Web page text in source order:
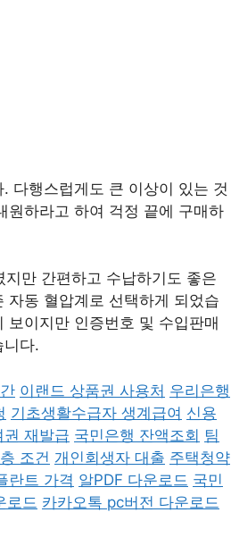
다행스럽게도 큰 이상이 있는 것
원하라고 하여 걱정 끝에 구매하
만 간편하고 수납하기도 좋은
자동 혈압계로 선택하게 되었습
이지만 인증번호 및 수입판매
니다.
이랜드 상품권 사용처 우리은행
기초생활수급자 생계급여 신용
권 재발급 국민은행 잔액조회 팀
조건 개인회생자 대출 주택청약
란트 가격 알PDF 다운로드 국민
로드 카카오톡 pc버전 다운로드